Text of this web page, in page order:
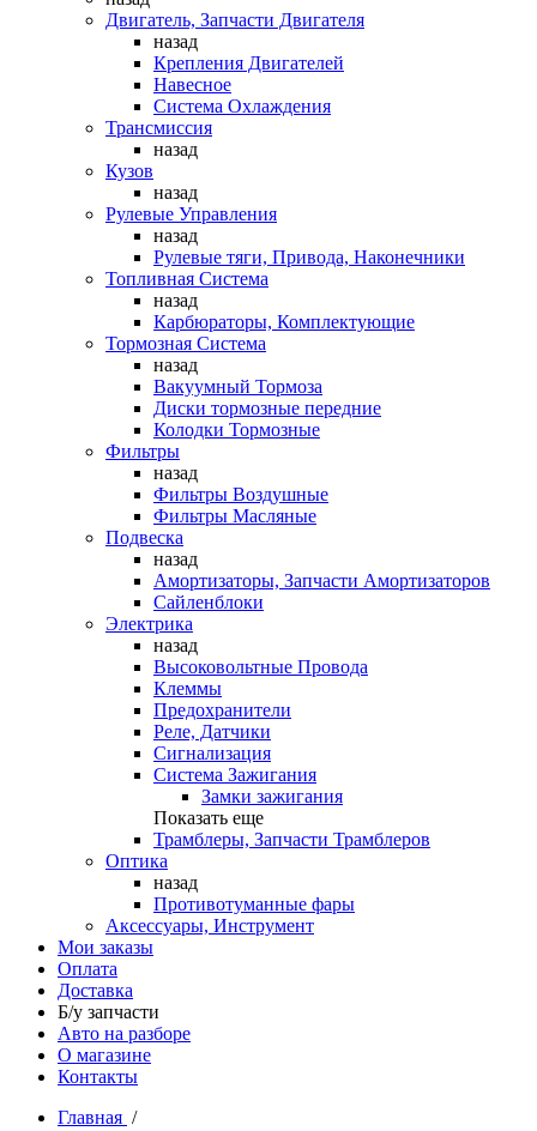
Двигатель, Запчасти Двигателя
назад
Крепления Двигателей
Навесное
Система Охлаждения
Трансмиссия
назад
Кузов
назад
Рулевые Управления
назад
Рулевые тяги, Привода, Наконечники
Топливная Система
назад
Карбюраторы, Комплектующие
Тормозная Система
назад
Вакуумный Тормоза
Диски тормозные передние
Колодки Тормозные
Фильтры
назад
Фильтры Воздушные
Фильтры Масляные
Подвеска
назад
Амортизаторы, Запчасти Амортизаторов
Сайленблоки
Электрика
назад
Высоковольтные Провода
Клеммы
Предохранители
Реле, Датчики
Сигнализация
Система Зажигания
Замки зажигания
Показать еще
Трамблеры, Запчасти Трамблеров
Оптика
назад
Противотуманные фары
Аксессуары, Инструмент
Мои заказы
Оплата
Доставка
Б/у запчасти
Авто на разборе
О магазине
Контакты
Главная /